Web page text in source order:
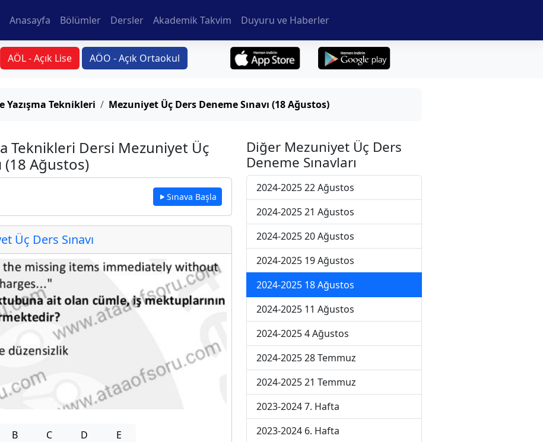
Anasayfa Bölümler Dersler Akademik Takvim Duyuru ve Haberler
AÖL - Açık Lise AÖO - Açık Ortaokul
Yazışma Teknikleri Mezuniyet Üç Ders Deneme Sınavı (18 Ağustos)
Teknikleri Dersi Mezuniyet Üç
(18 Ağustos)
Sınava Başla
Üç Ders Sınavı
B C D E
Diğer Mezuniyet Üç Ders
Deneme Sınavları
2024-2025 22 Ağustos
2024-2025 21 Ağustos
2024-2025 20 Ağustos
2024-2025 19 Ağustos
2024-2025 18 Ağustos
2024-2025 11 Ağustos
2024-2025 4 Ağustos
2024-2025 28 Temmuz
2024-2025 21 Temmuz
2023-2024 7. Hafta
2023-2024 6. Hafta